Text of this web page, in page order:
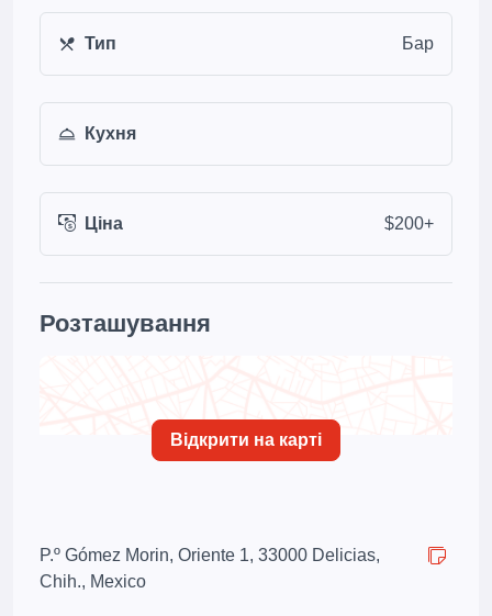
Тип Бар
Кухня
Ціна $200+
Розташування
Відкрити на карті
P.º Gómez Morin, Oriente 1, 33000 Delicias,
Chih., Mexico